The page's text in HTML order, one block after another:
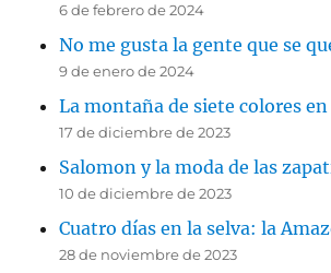
6 de febrero de 2024
No me gusta la gente que se
9 de enero de 2024
La montaña de siete colores en
17 de diciembre de 2023
Salomon y la moda de las
10 de diciembre de 2023
Cuatro días en la selva: la
28 de noviembre de 2023